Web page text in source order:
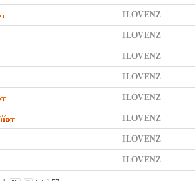
ILOVENZ
ILOVENZ
ILOVENZ
ILOVENZ
ILOVENZ
ILOVENZ
ILOVENZ
ILOVENZ